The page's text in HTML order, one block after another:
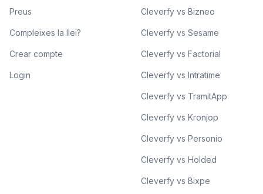
Preus
Compleixes la llei?
Crear compte
Login
Cleverfy vs Bizneo
Cleverfy vs Sesame
Cleverfy vs Factorial
Cleverfy vs Intratime
Cleverfy vs TramitApp
Cleverfy vs Kronjop
Cleverfy vs Personio
Cleverfy vs Holded
Cleverfy vs Bixpe